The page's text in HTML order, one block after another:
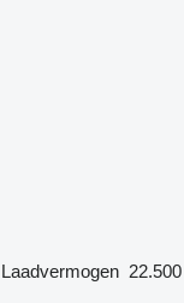
Laadvermogen 22.500